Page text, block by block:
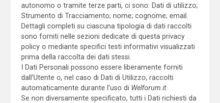
autonomo o tramite terze parti, ci sono: Dati di utilizzo;
Strumento di Tracciamento; nome; cognome; email.
Dettagli completi su ciascuna tipologia di dati raccolti
sono forniti nelle sezioni dedicate di questa privacy
policy o mediante specifici testi informativi visualizzati
prima della raccolta dei dati stessi.
I Dati Personali possono essere liberamente forniti
dall’Utente o, nel caso di Dati di Utilizzo, raccolti
automaticamente durante l’uso di Welforum.it.
Se non diversamente specificato, tutti i Dati richiesti da